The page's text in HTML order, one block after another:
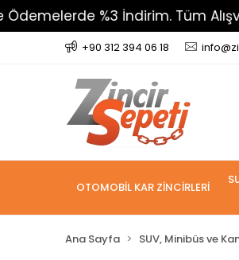
%3 İndirim. Tüm
+90 312 394 06 18
OTOMOBİL KAR ZİNCİRLERİ
Ana Sayfa SUV, Minibüs ve